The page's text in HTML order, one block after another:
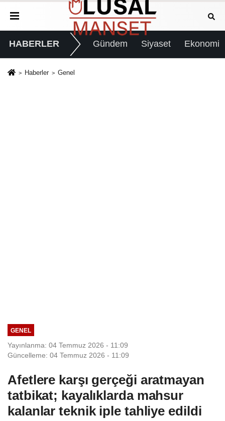
HABERLER Gündem Siyaset Ekonomi
Haberler Genel
GENEL
Yayınlanma: 04 Temmuz 2026 - 11:09
Güncelleme: 04 Temmuz 2026 - 11:09
Afetlere karşı gerçeği aratmayan
tatbikat; kayalıklarda mahsur
kalanlar teknik iple tahliye edildi